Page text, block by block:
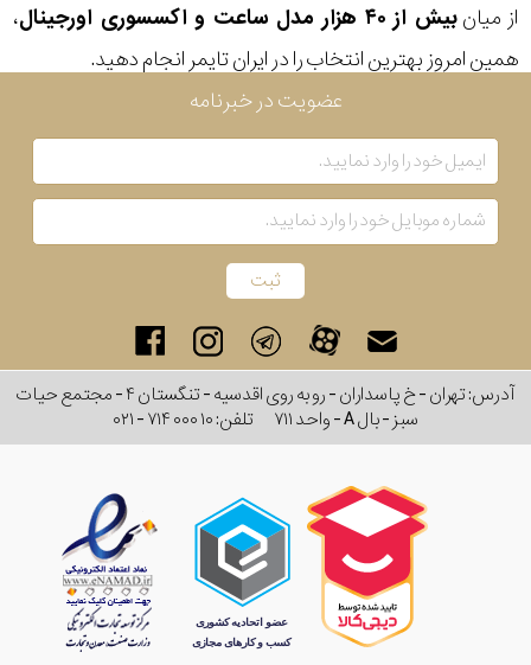
از میانبیش از ۴۰ هزار مدل ساعت و اکسسوری اورجینال
،
همین امروز بهترین انتخاب را در ایران تایمر انجام دهید.
نوع
موتور
رنگ
بکار
رفتهنمایش
جنس
بکاررفته
عضویت در خبرنامه
آدرس: تهران - خ پاسداران - رو به روی اقدسیه - تنگستان ۴ - مجتمع حیات
سبز - بال A - واحد ۷۱۱
تلفن:۰۲۱ - ۷۱۴ ۰۰۰ ۱۰